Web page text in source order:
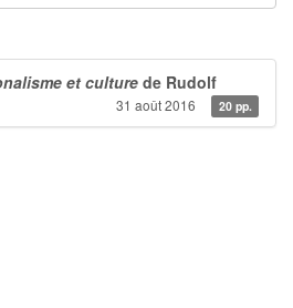
et culturede Rudolf
31 août 2016 20 pp.